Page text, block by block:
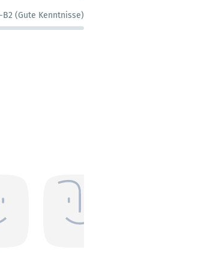
B2 (Gute Kenntnisse)